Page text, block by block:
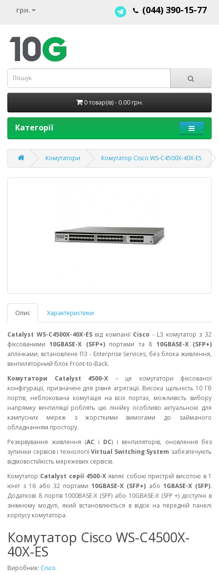
грн. (044) 390-15-77
0 товар(ів) - 0.00 грн.
Категорії
Комутатори Комутатор Cisco WS-C4500X-40X-ES
Опис Характеристики
Catalyst WS-C4500X-40X-ESвід компанії Cisco - L3 комутатор з 32
фіксованими10GBASE-X (SFP+)портами та 8 10GBASE-X (SFP+)
аплінками, встановлене ПЗ - Enterprise Services, без блока живлення,
вентиляторний блок Front-to-Back.
Комутатори Catalyst 4500-X – це комутатори фіксованої
конфігурації, призначені для рівня агрегації. Висока щільність 10 Гб
портів, неблокована комутація на всіх портах, можливість вибору
напрямку вентиляції роблять цю лінійку особливо актуальною для
кампусних мереж з жорсткими вимогами до займаного
обладнанням простору.
Резервування живлення (AC і DC) і вентиляторів, оновлення без
зупинки сервісів і технологіїVirtual Switching System забезпечують
відмовостійкість мережевих сервісів.
Комутатор Catalyst серії 4500-X являє собою пристрій висотою в 1
юніт з 16 або 32 портами10GBASE-X (SFP+) або 1GBASE-X (SFP).
Додаткові 8 портів 1000BASE-X (SFP) або 10GBASE-X (SFP +) доступні в
знімному модулі, який встановлюється в відсік на передній панелі
корпусу комутатора.
Комутатор Cisco WS-C4500X-
40X-ES
Виробник: Cisco